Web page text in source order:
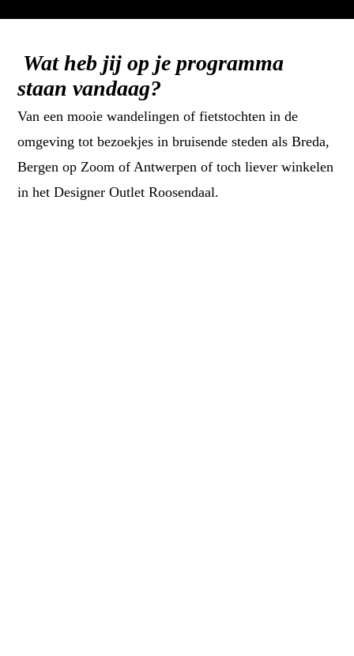
Wat heb jij op je programma
staan vandaag?
Van een mooie wandelingen of fietstochten in de
omgeving tot bezoekjes in bruisende steden als Breda,
Bergen op Zoom of Antwerpen of toch liever winkelen
in het Designer Outlet Roosendaal.